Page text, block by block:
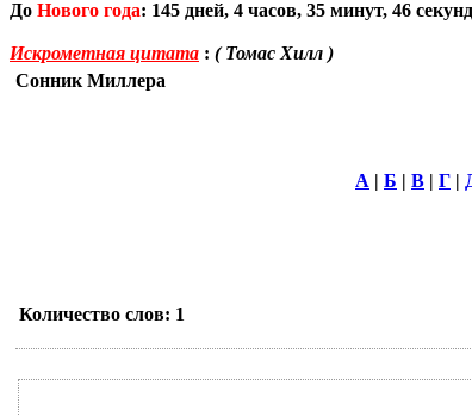
До Нового года: 145 дней, 4 часов, 35 минут, 46 секунд
Искрометная цитата : ( Томас Хилл )
Сонник Миллера
А | Б | В | Г |
Количество слов: 1